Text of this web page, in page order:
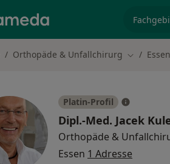
Orthopäde & Unfallchirurg StadtEssen
Platin-Profil
Dipl.-Med. Jacek
Orthopäde &
Essen 1 Adresse